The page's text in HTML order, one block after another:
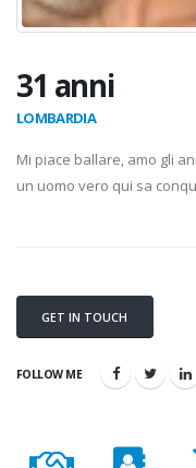
31 anni
LOMBARDIA
Mi piace ballare, amo gli
un uomo vero qui sa
GET IN TOUCH
FOLLOW ME